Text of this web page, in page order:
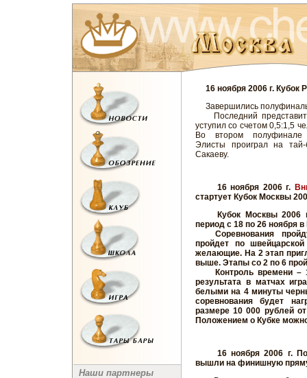
Наши партнеры
16 ноября 2006 г. Кубок
Завершились
Последний
уступил со счетом 0,5:1,5
Во втором
Элисты проиграл на тай-
Сакаеву.
16 ноября 2006 г.
стартует Кубок Москвы
Кубок Москвы 2006
период с 18 по 26 ноября
Соревнования
пройдет по
желающие. На 2 этап
выше. Этапы со 2 по 6
Контроль времени –
результата в матчах
белыми на 4 минуты
соревнования будет
размере 10 000 рублей
Положением о Кубке
16 ноября 2006 г.
вышли на финишную